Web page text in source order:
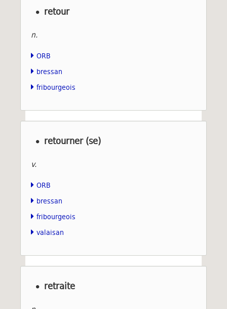
retour
n.
ORB
bressan
fribourgeois
retourner (se)
v.
ORB
bressan
fribourgeois
valaisan
retraite